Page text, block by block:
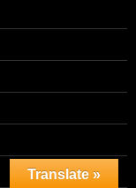
Translate »